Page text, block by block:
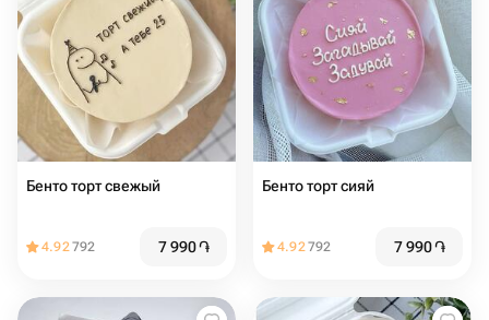
Бенто торт свежый
4.92792 7 990֏
Бенто торт сияй
4.92792 7 990֏